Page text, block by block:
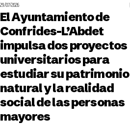
29/07/2026
El Ayuntamiento de
Confrides-L’Abdet
impulsa dos proyectos
universitarios para
estudiar su patrimonio
natural y la realidad
social de las personas
mayores